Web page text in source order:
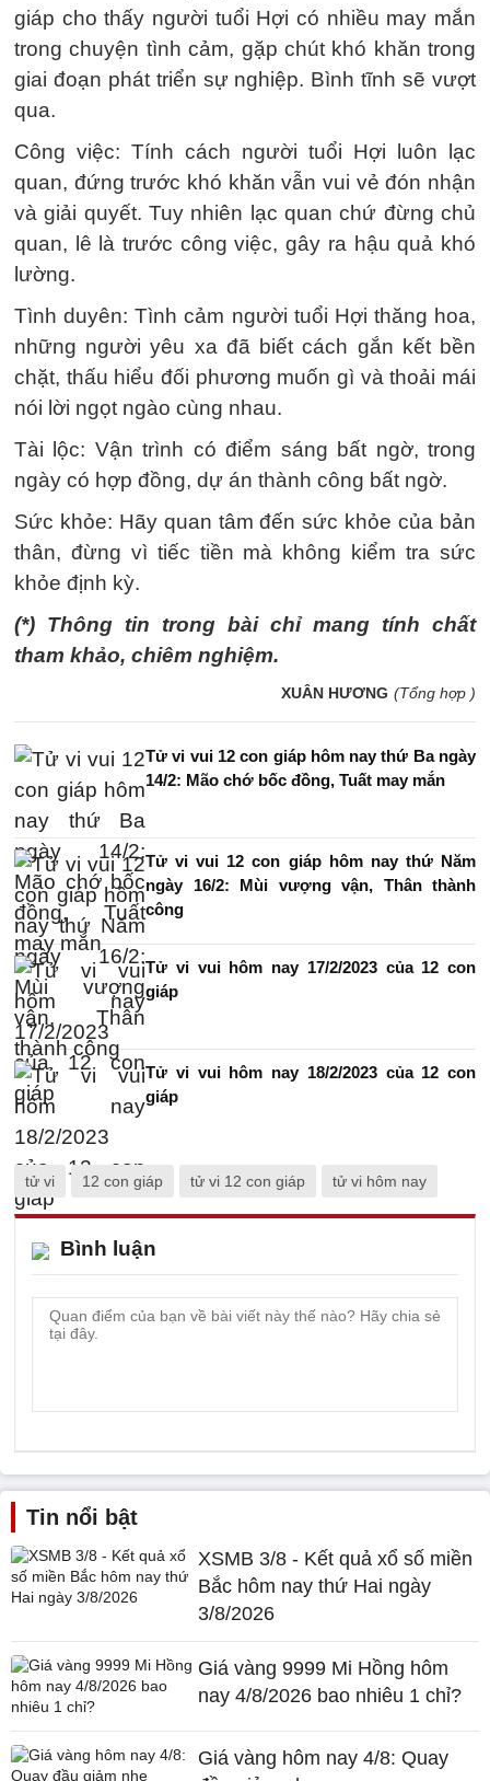
giáp cho thấy người tuổi Hợi có nhiều may mắn
trong chuyện tình cảm, gặp chút khó khăn trong
giai đoạn phát triển sự nghiệp. Bình tĩnh sẽ vượt
qua.
Công việc: Tính cách người tuổi Hợi luôn lạc
quan, đứng trước khó khăn vẫn vui vẻ đón nhận
và giải quyết. Tuy nhiên lạc quan chứ đừng chủ
quan, lê là trước công việc, gây ra hậu quả khó
lường.
Tình duyên: Tình cảm người tuổi Hợi thăng hoa,
những người yêu xa đã biết cách gắn kết bền
chặt, thấu hiểu đối phương muốn gì và thoải mái
nói lời ngọt ngào cùng nhau.
Tài lộc: Vận trình có điểm sáng bất ngờ, trong
ngày có hợp đồng, dự án thành công bất ngờ.
Sức khỏe: Hãy quan tâm đến sức khỏe của bản
thân, đừng vì tiếc tiền mà không kiểm tra sức
khỏe định kỳ.
(*) Thông tin trong bài chỉ mang tính chất
tham khảo, chiêm nghiệm.
XUÂN HƯƠNG (Tổng hợp )
Tử vi vui 12 con giáp hôm nay thứ Ba ngày
14/2: Mão chớ bốc đồng, Tuất may mắn
Tử vi vui 12 con giáp hôm nay thứ Năm
ngày 16/2: Mùi vượng vận, Thân thành
công
Tử vi vui hôm nay 17/2/2023 của 12 con
giáp
Tử vi vui hôm nay 18/2/2023 của 12 con
giáp
tử vi 12 con giáp tử vi 12 con giáp tử vi hôm nay
Bình luận
Tin nổi bật
XSMB 3/8 - Kết quả xổ số miền
Bắc hôm nay thứ Hai ngày
3/8/2026
Giá vàng 9999 Mi Hồng hôm
nay 4/8/2026 bao nhiêu 1 chỉ?
Giá vàng hôm nay 4/8: Quay